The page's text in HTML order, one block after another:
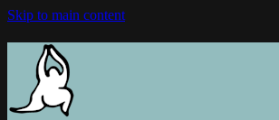
Skip to main content